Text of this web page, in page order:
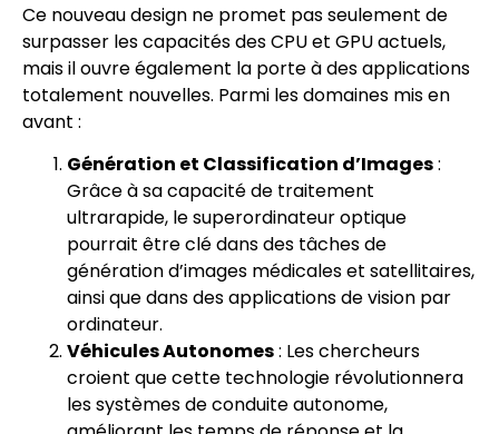
Ce nouveau design ne promet pas seulement de
surpasser les capacités des CPU et GPU actuels,
mais il ouvre également la porte à des applications
totalement nouvelles. Parmi les domaines mis en
avant :
Génération et Classification d’Images:
Grâce à sa capacité de traitement
ultrarapide, le superordinateur optique
pourrait être clé dans des tâches de
génération d’images médicales et satellitaires,
ainsi que dans des applications de vision par
ordinateur.
Véhicules Autonomes: Les chercheurs
croient que cette technologie révolutionnera
les systèmes de conduite autonome,